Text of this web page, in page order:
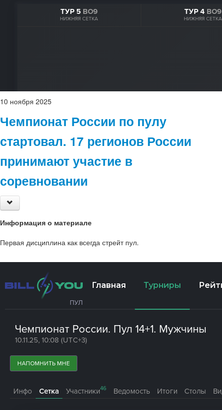
10 ноября 2025
Чемпионат России по пулу
стартовал. 17 регионов России
принимают участие в
соревновании
Информация о материале
Первая дисциплина как всегда стрейт пул.